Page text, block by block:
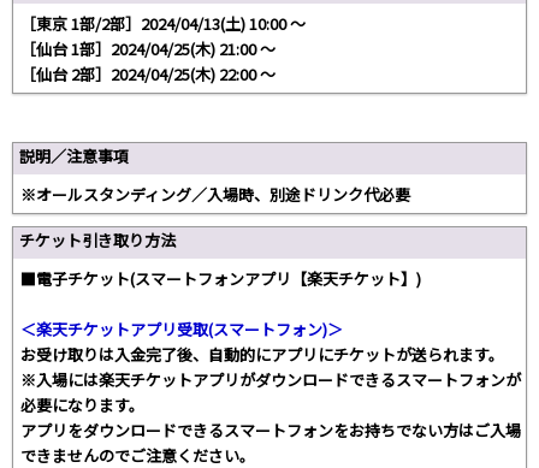
［東京 1部/2部］2024/04/13(土) 10:00 〜
［仙台 1部］2024/04/25(木) 21:00 〜
［仙台 2部］2024/04/25(木) 22:00 〜
説明／注意事項
※オールスタンディング／入場時、別途ドリンク代必要
チケット引き取り方法
■電子チケット(スマートフォンアプリ【楽天チケット】)
＜楽天チケットアプリ受取(スマートフォン)＞
お受け取りは入金完了後、自動的にアプリにチケットが送られます。
※入場には楽天チケットアプリがダウンロードできるスマートフォンが
必要になります。
アプリをダウンロードできるスマートフォンをお持ちでない方はご入場
できませんのでご注意ください。